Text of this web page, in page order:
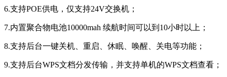
6.支持POE供电，仅支持24V交换机；
7.内置聚合物电池10000mah 续航时间可以到10小时以上；
8.支持后台一键关机、重启、休眠、唤醒、关电等功能；
9.支持后台WPS文档分发传输，并支持单机的WPS文档查看；